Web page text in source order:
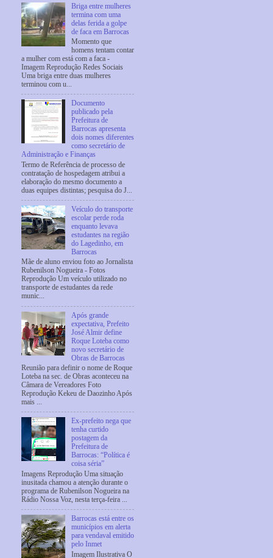
Briga entre mulheres
termina com uma
delas ferida a golpe
de faca em Barrocas
Momento que
homens tentam contar
a mulher com está com a faca -
Imagem Reprodução Redes Sociais
Uma briga entre duas mulheres
terminou com u...
Documento
publicado pela
Prefeitura de
Barrocas apresenta
dois nomes diferentes
como secretário de
Administração e Finanças
Termo de Referência de processo de
contratação de hospedagem atribui a
elaboração do mesmo documento a
duas equipes distintas; pesquisa do J...
Veículo do transporte
escolar perde roda
enquanto levava
estudantes na região
do Lagedinho, em
Barrocas
Mãe de aluno enviou foto ao Jornalista
Rubenilson Nogueira - Fotos
Reprodução Um veículo utilizado no
transporte de estudantes da rede
munic...
Após grande
expectativa, Prefeito
José Almir define
Roque Loteba como
novo secretário de
Obras de Barrocas
Reunião para definir o nome de Roque
Loteba na sec. de Obras aconteceu na
Câmara de Vereadores Foto
Reprodução Kekeu de Daozinho Após
mais ...
Ex-prefeito nega que
tenha curtido
postagem da
Prefeitura de
Barrocas: “Política é
coisa séria”
Imagens Reprodução Uma situação
inusitada chamou a atenção durante o
programa de Rubenilson Nogueira na
Rádio Nossa Voz, nesta terça-feira ...
Barrocas está entre os
municípios em alerta
para vendaval emitido
pelo Inmet
Imagem Ilustrativa O